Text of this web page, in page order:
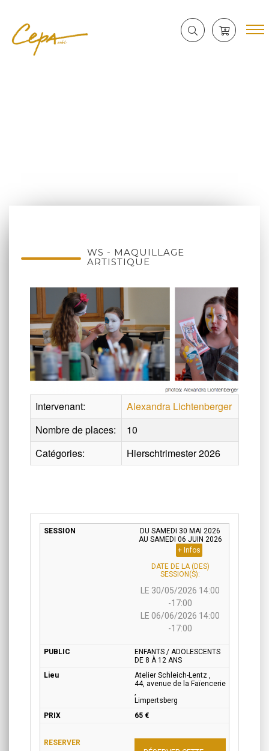
WS - MAQUILLAGE
ARTISTIQUE
Intervenant:
Alexandra Lichtenberger
Nombre de places:
10
Catégories:
Hierschtrimester 2026
DU SAMEDI 30 MAI 2026
AU SAMEDI 06 JUIN 2026
+ Infos
DATE DE LA (DES)
SESSION(S):
LE 30/05/2026 14:00
-17:00
LE 06/06/2026 14:00
-17:00
ENFANTS / ADOLESCENTS
DE 8 À 12 ANS
Atelier Schleich-Lentz ,
44, avenue de la Faïencerie
,
Limpertsberg
65 €